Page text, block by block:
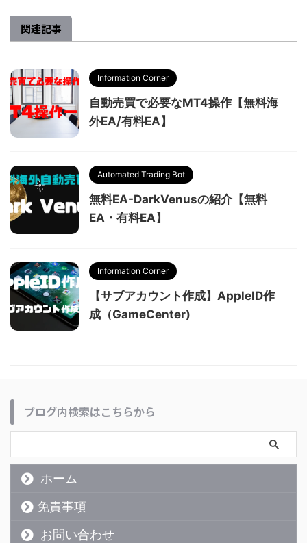
関連記事
Information Corner
自動売買で必要なMT4操作【無料海
外EA/有料EA】
Automated Trading Bot
無料EA-DarkVenusの紹介【無料
EA・有料EA】
Information Corner
【サブアカウント作成】AppleID作
成（GameCenter)
ブログ内検索はこちらから
ホーム
免責事項
お問い合わせ